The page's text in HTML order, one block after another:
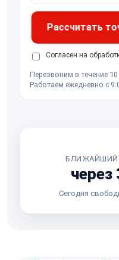
Рассчитать
Согласен на
Перезвоним в течение
Работаем ежедневно с
БЛИЖАЙШИЙ
Сегодня